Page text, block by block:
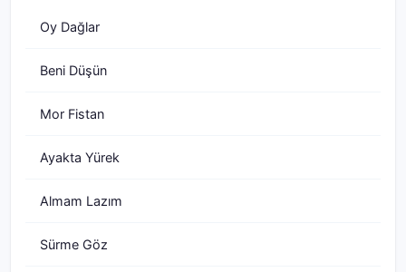
Oy Dağlar
Beni Düşün
Mor Fistan
Ayakta Yürek
Almam Lazım
Sürme Göz